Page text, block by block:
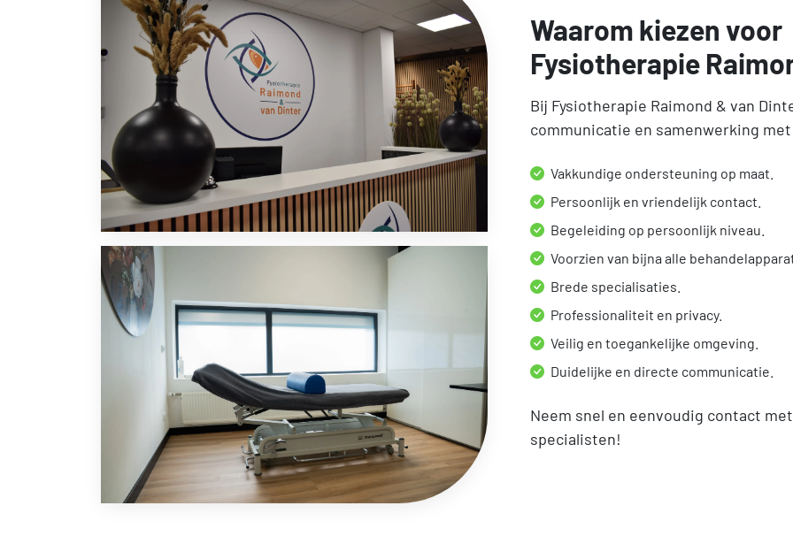
Waarom kiezen voor
Fysiotherapie
Bij Fysiotherapie Raimond & van
communicatie en samenwerking
Vakkundige ondersteuning op maat.
Persoonlijk en vriendelijk contact.
Begeleiding op persoonlijk niveau.
Voorzien van bijna alle
Brede specialisaties.
Professionaliteit en privacy.
Veilig en toegankelijke omgeving.
Duidelijke en directe communicatie.
Neem snel en eenvoudig contact
specialisten!